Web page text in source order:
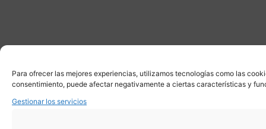
Para ofrecer las mejores experiencias, utilizamos tecnologías como las
consentimiento, puede afectar negativamente a ciertas características y
Gestionar los servicios